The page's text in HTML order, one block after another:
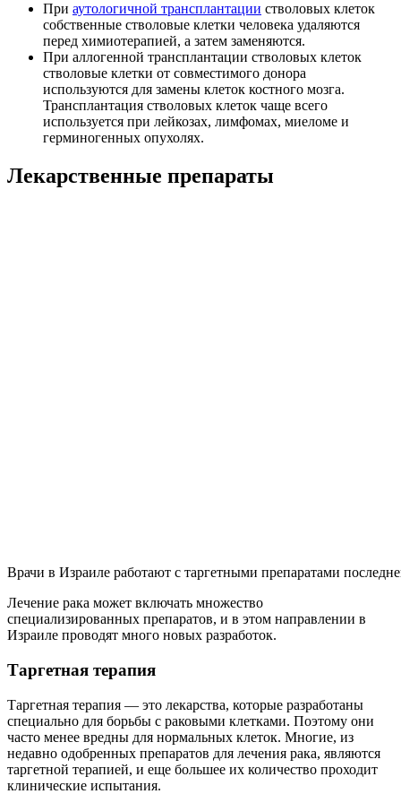
При аутологичной трансплантации стволовых клеток
собственные стволовые клетки человека удаляются
перед химиотерапией, а затем заменяются.
При аллогенной трансплантации стволовых клеток
стволовые клетки от совместимого донора
используются для замены клеток костного мозга.
Трансплантация стволовых клеток чаще всего
используется при лейкозах, лимфомах, миеломе и
герминогенных опухолях.
Лекарственные препараты
Врачи в Израиле работают с таргетными препаратами
Лечение рака может включать множество
специализированных препаратов, и в этом направлении в
Израиле проводят много новых разработок.
Таргетная терапия
Таргетная терапия — это лекарства, которые разработаны
специально для борьбы с раковыми клетками. Поэтому они
часто менее вредны для нормальных клеток. Многие, из
недавно одобренных препаратов для лечения рака, являются
таргетной терапией, и еще большее их количество проходит
клинические испытания.